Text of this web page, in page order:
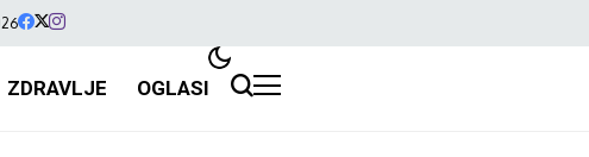
ZDRAVLJE OGLASI